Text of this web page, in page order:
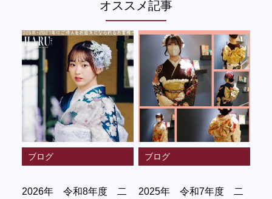
オススメ記事
ブログ
2026年 令和8年度 二
ブログ
2025年 令和7年度 二